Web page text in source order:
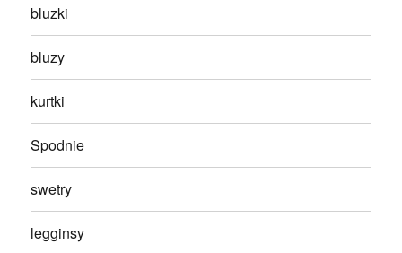
bluzki
bluzy
kurtki
Spodnie
swetry
legginsy